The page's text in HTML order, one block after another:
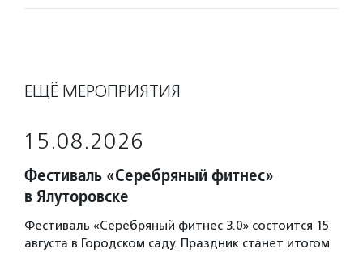
ЕЩЁ МЕРОПРИЯТИЯ
15.08.2026
Фестиваль «Серебряный фитнес»
в Ялуторовске
Фестиваль «Серебряный фитнес 3.0» состоится 15
августа в Городском саду. Праздник станет итогом